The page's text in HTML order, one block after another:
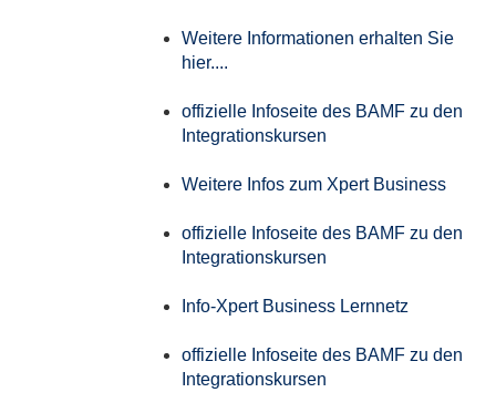
Weitere Informationen erhalten Sie
hier....
offizielle Infoseite des BAMF zu den
Integrationskursen
Weitere Infos zum Xpert Business
offizielle Infoseite des BAMF zu den
Integrationskursen
Info-Xpert Business Lernnetz
offizielle Infoseite des BAMF zu den
Integrationskursen